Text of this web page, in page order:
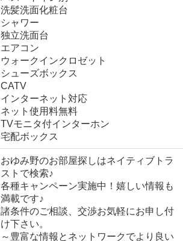
洗髪洗面化粧台
シャワー
独立洗面台
エアコン
ウォークインクロゼット
シューズボックス
CATV
インターネット対応
ネット使用料無料
TVモニタ付インターホン
宅配ボックス
おゆみ野のお部屋探しはネイティブトラ
ストで検索♪
各種キャンペーン実施中！嬉しい情報も
満載です♪
諸条件のご相談、交渉お気軽にお申し付
け下さい。
～豊富な情報とネットワークでより良い